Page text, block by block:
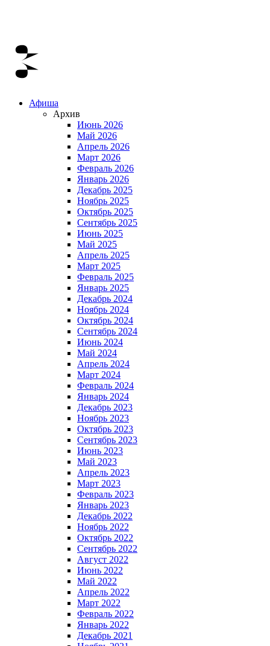
Афиша
Архив
Июнь 2026
Май 2026
Апрель 2026
Март 2026
Февраль 2026
Январь 2026
Декабрь 2025
Ноябрь 2025
Октябрь 2025
Сентябрь 2025
Июнь 2025
Май 2025
Апрель 2025
Март 2025
Февраль 2025
Январь 2025
Декабрь 2024
Ноябрь 2024
Октябрь 2024
Сентябрь 2024
Июнь 2024
Май 2024
Апрель 2024
Март 2024
Февраль 2024
Январь 2024
Декабрь 2023
Ноябрь 2023
Октябрь 2023
Сентябрь 2023
Июнь 2023
Май 2023
Апрель 2023
Март 2023
Февраль 2023
Январь 2023
Декабрь 2022
Ноябрь 2022
Октябрь 2022
Сентябрь 2022
Август 2022
Июнь 2022
Май 2022
Апрель 2022
Март 2022
Февраль 2022
Январь 2022
Декабрь 2021